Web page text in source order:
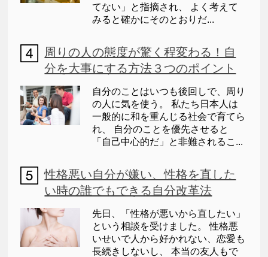
てない」と指摘され、 よく考えて
みると確かにそのとおりだ...
周りの人の態度が驚く程変わる！自
分を大事にする方法３つのポイント
自分のことはいつも後回しで、周り
の人に気を使う。 私たち日本人は
一般的に和を重んじる社会で育てら
れ、 自分のことを優先させると
「自己中心的だ」と非難されるこ...
性格悪い自分が嫌い、性格を直した
い時の誰でもできる自分改革法
先日、「性格が悪いから直したい」
という相談を受けました。 性格悪
いせいで人から好かれない、恋愛も
長続きしないし、 本当の友人もで